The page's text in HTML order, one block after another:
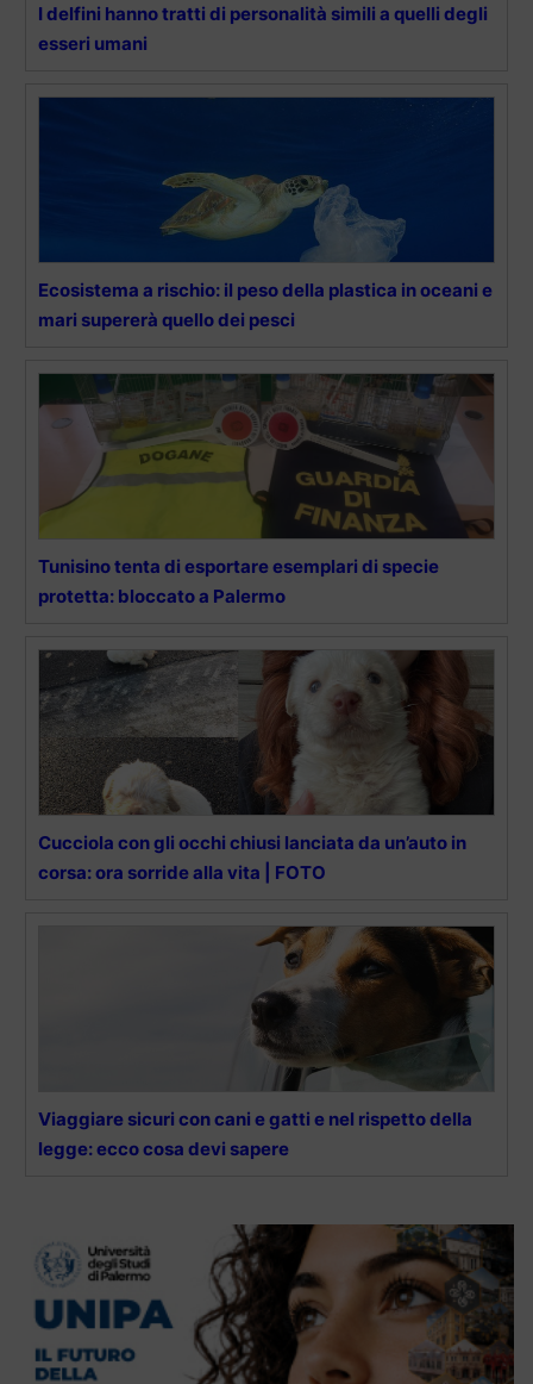
I delfini hanno tratti di personalità simili a quelli degli
esseri umani
Ecosistema a rischio: il peso della plastica in oceani e
mari supererà quello dei pesci
Tunisino tenta di esportare esemplari di specie
protetta: bloccato a Palermo
Cucciola con gli occhi chiusi lanciata da un’auto in
corsa: ora sorride alla vita | FOTO
Viaggiare sicuri con cani e gatti e nel rispetto della
legge: ecco cosa devi sapere